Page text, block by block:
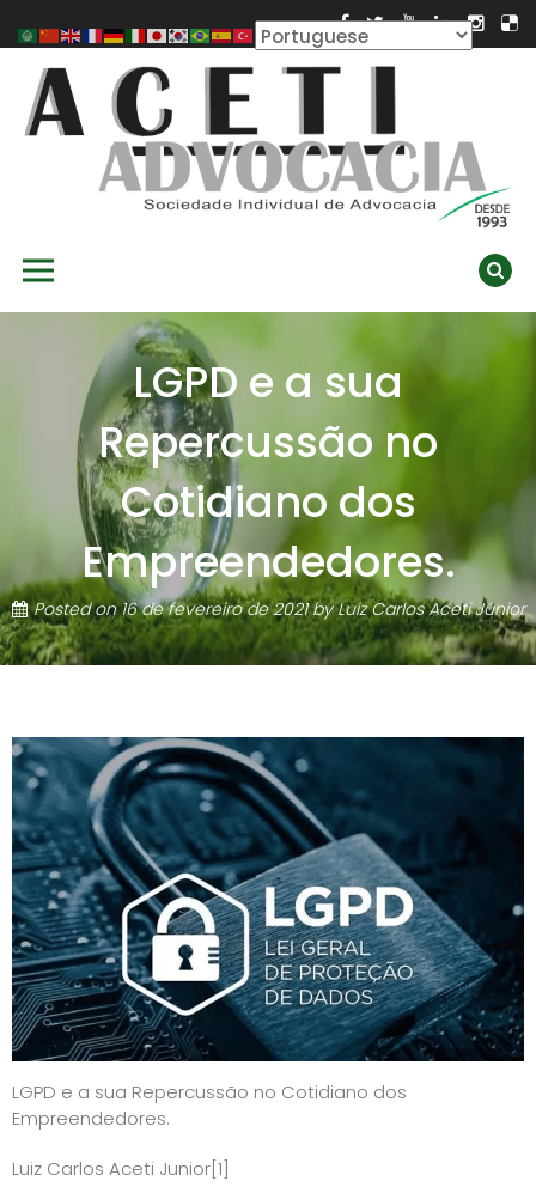
to
content
LGPD e a sua
Repercussão no
Cotidiano dos
Empreendedores.
Posted on16 de fevereiro de 2021byLuiz Carlos Aceti Júnior
LGPD e a sua Repercussão no Cotidiano dos
Empreendedores.
Luiz Carlos Aceti Junior[1]